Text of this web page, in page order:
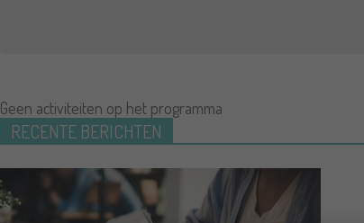
Geen activiteiten op het programma
RECENTE BERICHTEN